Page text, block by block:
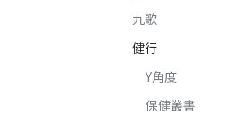
九歌
健行
Y角度
保健叢書